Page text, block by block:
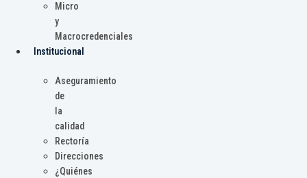
Micro
y
Macrocredenciales
Institucional
Aseguramiento
de
la
calidad
Rectoría
Direcciones
¿Quiénes